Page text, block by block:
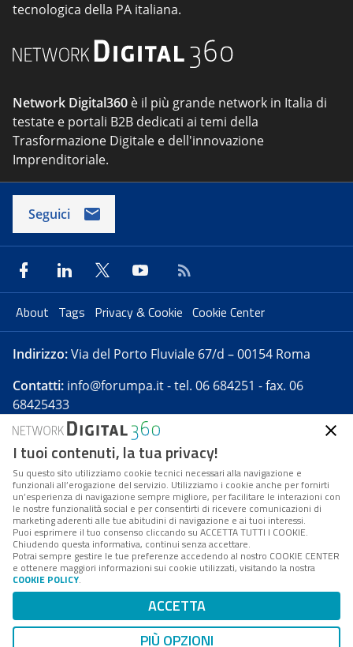
tecnologica della PA italiana.
Network Digital360 è il più grande network in Italia di
testate e portali B2B dedicati ai temi della
Trasformazione Digitale e dell'innovazione
Imprenditoriale.
Seguici
About Tags Privacy & Cookie Cookie Center
Indirizzo:Via del Porto Fluviale 67/d – 00154 Roma
Contatti: info@forumpa.it- tel. 06 684251 - fax. 06
68425433
Forumpa.itè una pubblicazione telematica iscritta
presso Registro della stampa del Tribunale di Roma -
Reg. n. 182 del 2 maggio 2008 - Direttore resp. Michela
Stentella
FPA s.r.l. è società soggetta a Direzione e
Coordinamento da parte di Digital360 S.p.A. - FPA s.r.l.
è un'azienda certificata per il sistema di management
Codice Fiscale/Partita IVA n. 10693191008 - R.E.A. Roma
n. 1249791. ISP AWS
Mappa del sito
I tuoi contenuti, la tua privacy!
Su questo sito utilizziamo cookie tecnici necessari alla navigazione e
funzionali all’erogazione del servizio. Utilizziamo i cookie anche per fornirti
un’esperienza di navigazione sempre migliore, per facilitare le interazioni con
le nostre funzionalità social e per consentirti di ricevere comunicazioni di
marketing aderenti alle tue abitudini di navigazione e ai tuoi interessi.
Puoi esprimere il tuo consenso cliccando su ACCETTA TUTTI I COOKIE.
Chiudendo questa informativa, continui senza accettare.
Potrai sempre gestire le tue preferenze accedendo al nostro COOKIE CENTER
e ottenere maggiori informazioni sui cookie utilizzati, visitando la nostra
COOKIE POLICY.
ACCETTA
PIÙ OPZIONI